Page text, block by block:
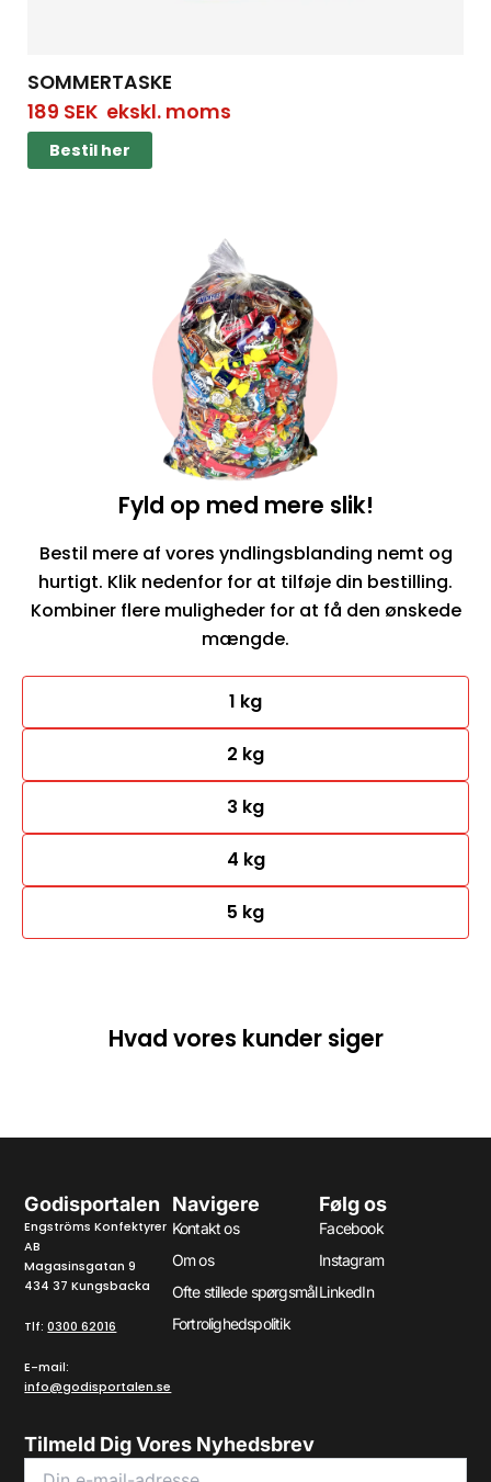
SOMMERTASKE
189 SEKekskl. moms
Bestil her
Fyld op med mere slik!
Bestil mere af vores yndlingsblanding nemt og
hurtigt. Klik nedenfor for at tilføje din bestilling.
Kombiner flere muligheder for at få den ønskede
mængde.
1 kg
2 kg
3 kg
4 kg
5 kg
Hvad vores kunder siger
Godisportalen
Engströms Konfektyrer
AB
Magasinsgatan 9
434 37 Kungsbacka
Tlf:0300 62016
E-mail:
info@godisportalen.se
Navigere
Kontakt os
Om os
Ofte stillede spørgsmål
Fortrolighedspolitik
Følg os
Facebook
Instagram
LinkedIn
Tilmeld Dig Vores Nyhedsbrev